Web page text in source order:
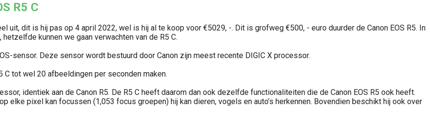
R5 C
uit, dit is hij pas op 4 april 2022, wel is hij al te koop voor €5029, -. Dit is grofweg €500, - euro duurder de Canon EOS R5. In
kunnen we gaan verwachten van de R5 C.
sensor. Deze sensor wordt bestuurd door Canon zijn meest recente DIGIC X processor.
C tot wel 20 afbeeldingen per seconden maken.
identiek aan de Canon R5. De R5 C heeft daarom dan ook dezelfde functionaliteiten die de Canon EOS R5 ook heeft.
elke pixel kan focussen (1,053 focus groepen) hij kan dieren, vogels en auto’s herkennen. Bovendien beschikt hij ook over